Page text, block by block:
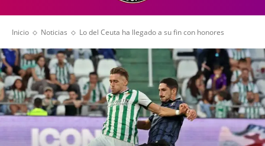
Inicio Noticias Lo del Ceuta ha llegado a su fin con honores